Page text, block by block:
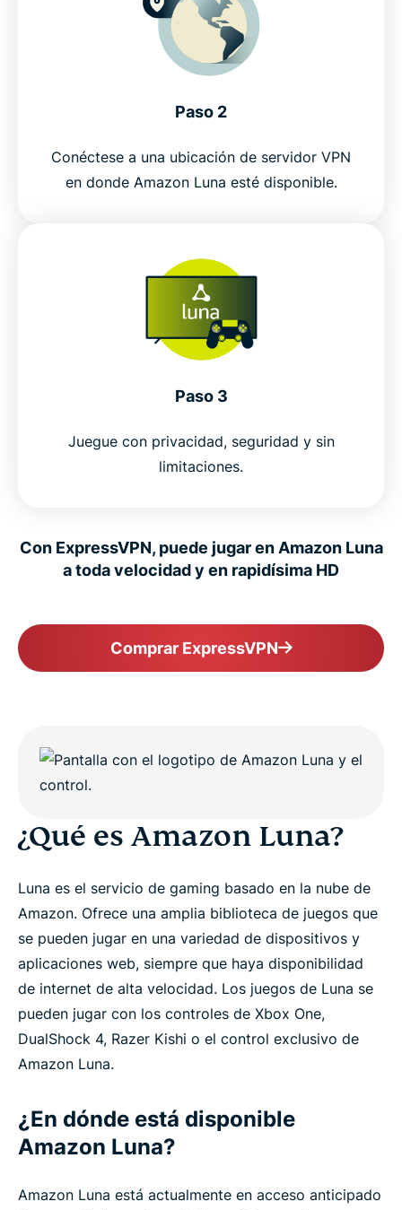
Paso 2
Conéctese a una ubicación de servidor VPN
en donde Amazon Luna esté disponible.
Paso 3
Juegue con privacidad, seguridad y sin
limitaciones.
Con ExpressVPN, puede jugar en Amazon Luna
a toda velocidad y en rapidísima HD
Comprar ExpressVPN
¿Qué es Amazon Luna?
Luna es el servicio de gaming basado en la nube de
Amazon. Ofrece una amplia biblioteca de juegos que
se pueden jugar en una variedad de dispositivos y
aplicaciones web, siempre que haya disponibilidad
de internet de alta velocidad. Los juegos de Luna se
pueden jugar con los controles de Xbox One,
DualShock 4, Razer Kishi o el control exclusivo de
Amazon Luna.
¿En dónde está disponible
Amazon Luna?
Amazon Luna está actualmente en acceso anticipado